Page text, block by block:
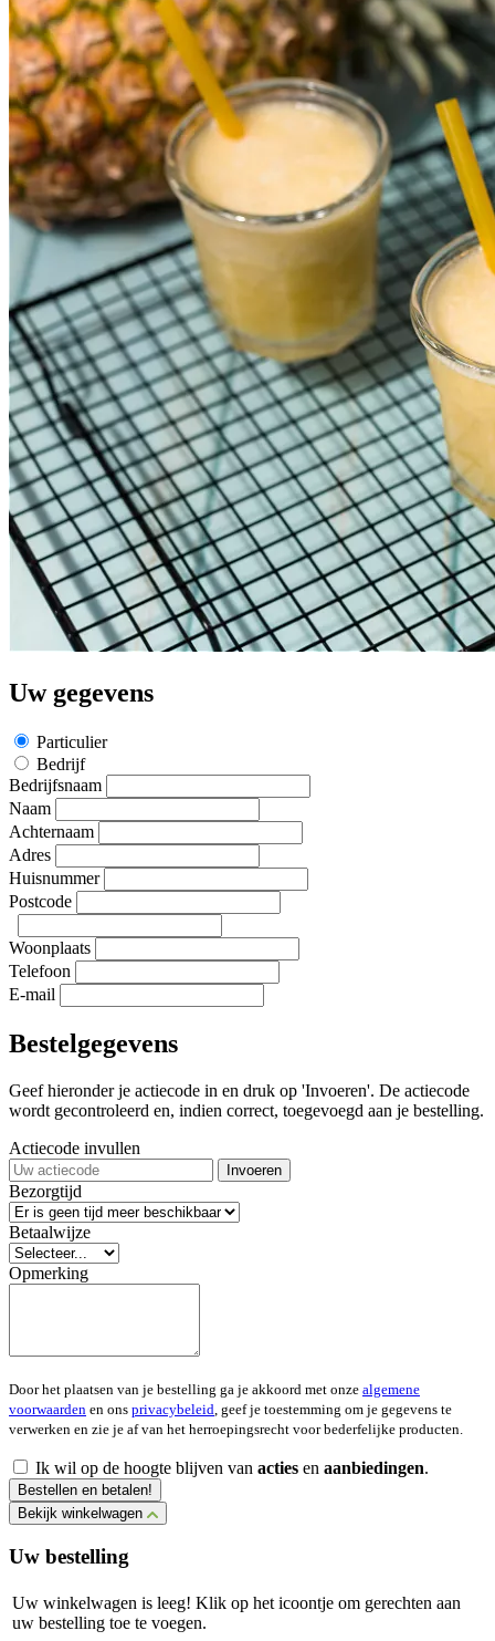
Uw gegevens
Particulier
Bedrijf
Bedrijfsnaam
Naam
Achternaam
Adres
Huisnummer
Postcode
Woonplaats
Telefoon
E-mail
Bestelgegevens
Geef hieronder je actiecode in en druk op 'Invoeren'. De actiecode
wordt gecontroleerd en, indien correct, toegevoegd aan je bestelling.
Actiecode invullen
Invoeren
Bezorgtijd
Betaalwijze
Opmerking
Door het plaatsen van je bestelling ga je akkoord met onze algemene
voorwaarden en ons privacybeleid , geef je toestemming om je gegevens te
verwerken en zie je af van het herroepingsrecht voor bederfelijke producten.
Ik wil op de hoogte blijven van acties en aanbiedingen.
Bestellen en betalen!
Bekijk winkelwagen
Uw bestelling
Uw winkelwagen is leeg! Klik op het icoontje om gerechten aan
uw bestelling toe te voegen.